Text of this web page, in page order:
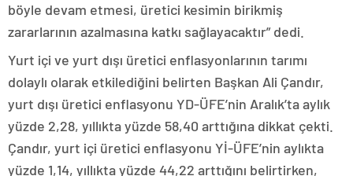
böyle devam etmesi, üretici kesimin birikmiş
zararlarının azalmasına katkı sağlayacaktır” dedi.
Yurt içi ve yurt dışı üretici enflasyonlarının tarımı
dolaylı olarak etkilediğini belirten Başkan Ali Çandır,
yurt dışı üretici enflasyonu YD-ÜFE’nin Aralık’ta aylık
yüzde 2,28, yıllıkta yüzde 58,40 arttığına dikkat çekti.
Çandır, yurt içi üretici enflasyonu Yİ-ÜFE’nin aylıkta
yüzde 1,14, yıllıkta yüzde 44,22 arttığını belirtirken,